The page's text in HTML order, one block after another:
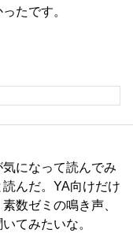
たです。
になって読んでみ
んだ。YA向けだけ
数ゼミの鳴き声、
てみたいな。